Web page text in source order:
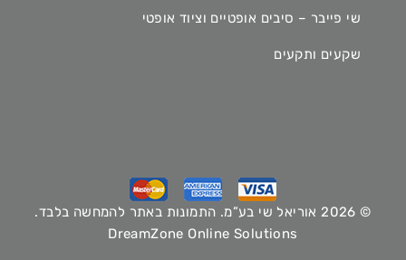
שי פייבר – סיבים אופטיים וציוד אופטי
שקעים ותקעים
© 2026 אוריאל שי בע”מ. התמונות באתר להמחשה בלבד.
DreamZone Online Solutions